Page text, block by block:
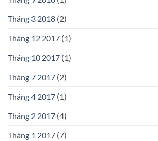
Tháng 3 2018 (2)
Tháng 12 2017 (1)
Tháng 10 2017 (1)
Tháng 7 2017 (2)
Tháng 4 2017 (1)
Tháng 2 2017 (4)
Tháng 1 2017 (7)